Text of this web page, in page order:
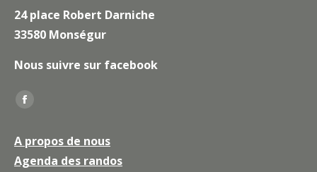
24 place Robert Darniche
33580 Monségur
Nous suivre sur facebook
Trouvez nous sur :
La
Facebook
s'ouvre
A propos de nous
Agenda des randos